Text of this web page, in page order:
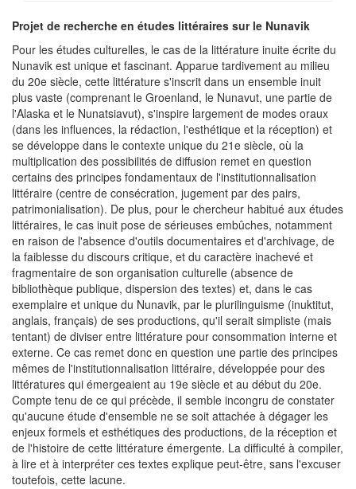
Projet de recherche en études littéraires sur le Nunavik
Pour les études culturelles, le cas de la littérature inuite écrite du
Nunavik est unique et fascinant. Apparue tardivement au milieu
du 20e siècle, cette littérature s'inscrit dans un ensemble inuit
plus vaste (comprenant le Groenland, le Nunavut, une partie de
l'Alaska et le Nunatsiavut), s'inspire largement de modes oraux
(dans les influences, la rédaction, l'esthétique et la réception) et
se développe dans le contexte unique du 21e siècle, où la
multiplication des possibilités de diffusion remet en question
certains des principes fondamentaux de l'institutionnalisation
littéraire (centre de consécration, jugement par des pairs,
patrimonialisation). De plus, pour le chercheur habitué aux études
littéraires, le cas inuit pose de sérieuses embûches, notamment
en raison de l'absence d'outils documentaires et d'archivage, de
la faiblesse du discours critique, et du caractère inachevé et
fragmentaire de son organisation culturelle (absence de
bibliothèque publique, dispersion des textes) et, dans le cas
exemplaire et unique du Nunavik, par le plurilinguisme (inuktitut,
anglais, français) de ses productions, qu'il serait simpliste (mais
tentant) de diviser entre littérature pour consommation interne et
externe. Ce cas remet donc en question une partie des principes
mêmes de l'institutionnalisation littéraire, développée pour des
littératures qui émergeaient au 19e siècle et au début du 20e.
Compte tenu de ce qui précède, il semble incongru de constater
qu'aucune étude d'ensemble ne se soit attachée à dégager les
enjeux formels et esthétiques des productions, de la réception et
de l'histoire de cette littérature émergente. La difficulté à compiler,
à lire et à interpréter ces textes explique peut-être, sans l'excuser
toutefois, cette lacune.